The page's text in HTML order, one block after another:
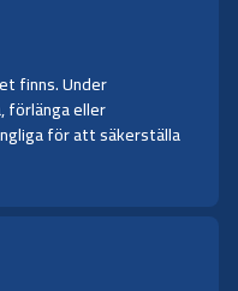
finns. Under
förlänga eller
för att säkerställa